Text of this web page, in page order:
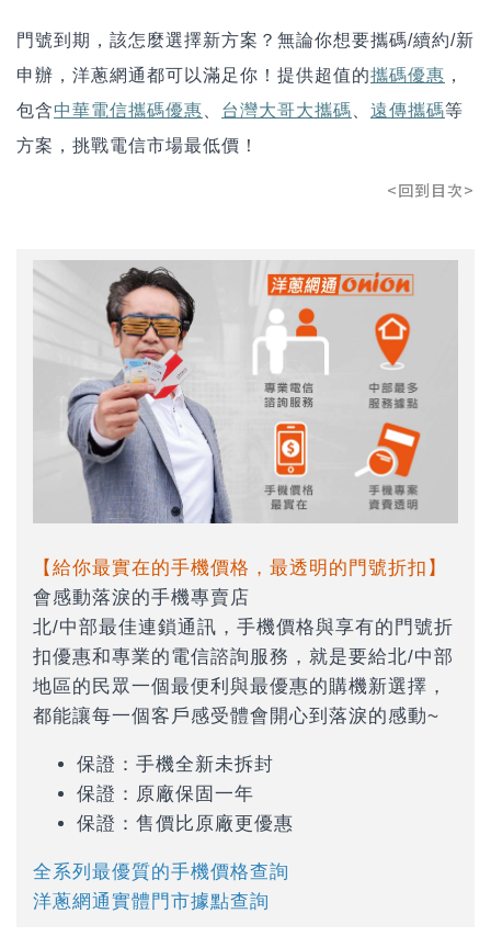
門號到期，該怎麼選擇新方案？無論你想要攜碼/續約/新
申辦，洋蔥網通都可以滿足你！提供超值的攜碼優惠 ，
包含中華電信攜碼優惠 台灣大哥大攜碼 遠傳攜碼等
方案，挑戰電信市場最低價！
<回到目次>
【給你最實在的手機價格，最透明的門號折扣】
會感動落淚的手機專賣店
北/中部最佳連鎖通訊，手機價格與享有的門號折
扣優惠和專業的電信諮詢服務，就是要給北/中部
地區的民眾一個最便利與最優惠的購機新選擇，
都能讓每一個客戶感受體會開心到落淚的感動~
保證：手機全新未拆封
保證：原廠保固一年
保證：售價比原廠更優惠
全系列最優質的手機價格查詢
洋蔥網通實體門市據點查詢